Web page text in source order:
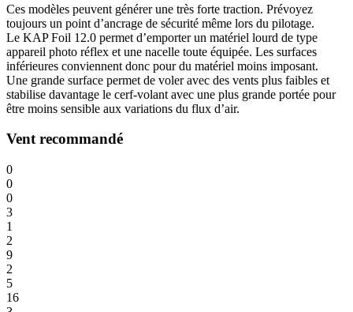
Ces modèles peuvent générer une très forte traction. Prévoyez
toujours un point d’ancrage de sécurité même lors du pilotage.
Le KAP Foil 12.0 permet d’emporter un matériel lourd de type
appareil photo réflex et une nacelle toute équipée. Les surfaces
inférieures conviennent donc pour du matériel moins imposant.
Une grande surface permet de voler avec des vents plus faibles et
stabilise davantage le cerf-volant avec une plus grande portée pour
être moins sensible aux variations du flux d’air.
Vent recommandé
0
0
0
3
1
2
9
2
5
16